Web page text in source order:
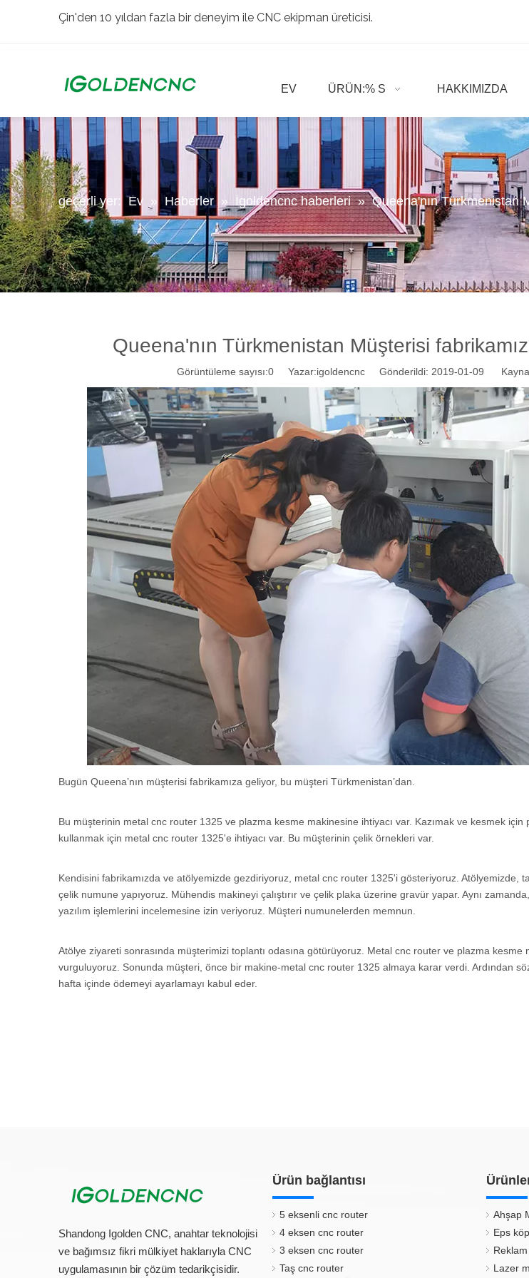
Çin'den 10 yıldan fazla bir deneyim ile CNC ekipman üreticisi.
EV ÜRÜN:% S HAKKIMIZDA
geçerli yer: Ev » Haberler » İgoldencnc haberleri » Queena'nın Türkmenistan
Queena'nın Türkmenistan Müşterisi
Görüntüleme sayısı:0Yazar:igoldencnc Gönderildi: 2019-01-09
Bugün Queena’nın müşterisi fabrikamıza geliyor, bu müşteri Türkmenistan’dan.
Bu müşterinin metal cnc router 1325 ve plazma kesme makinesine ihtiyacı var. Kazımak ve kesmek
kullanmak için metal cnc router 1325'e ihtiyacı var. Bu müşterinin çelik örnekleri var.
Kendisini fabrikamızda ve atölyemizde gezdiriyoruz, metal cnc router 1325'i gösteriyoruz. Atölyemizde,
çelik numune yapıyoruz. Mühendis makineyi çalıştırır ve çelik plaka üzerine gravür yapar. Aynı
yazılım işlemlerini incelemesine izin veriyoruz. Müşteri numunelerden memnun.
Atölye ziyareti sonrasında müşterimizi toplantı odasına götürüyoruz. Metal cnc router ve plazma kesme
vurguluyoruz. Sonunda müşteri, önce bir makine-metal cnc router 1325 almaya karar verdi. Ardından
hafta içinde ödemeyi ayarlamayı kabul eder.
Shandong Igolden CNC, anahtar teknolojisi
ve bağımsız fikri mülkiyet haklarıyla CNC
uygulamasının bir çözüm tedarikçisidir.
Ürün bağlantısı
5 eksenli cnc router
4 eksen cnc router
3 eksen cnc router
Taş cnc router
Ahşap
Eps
Lazer